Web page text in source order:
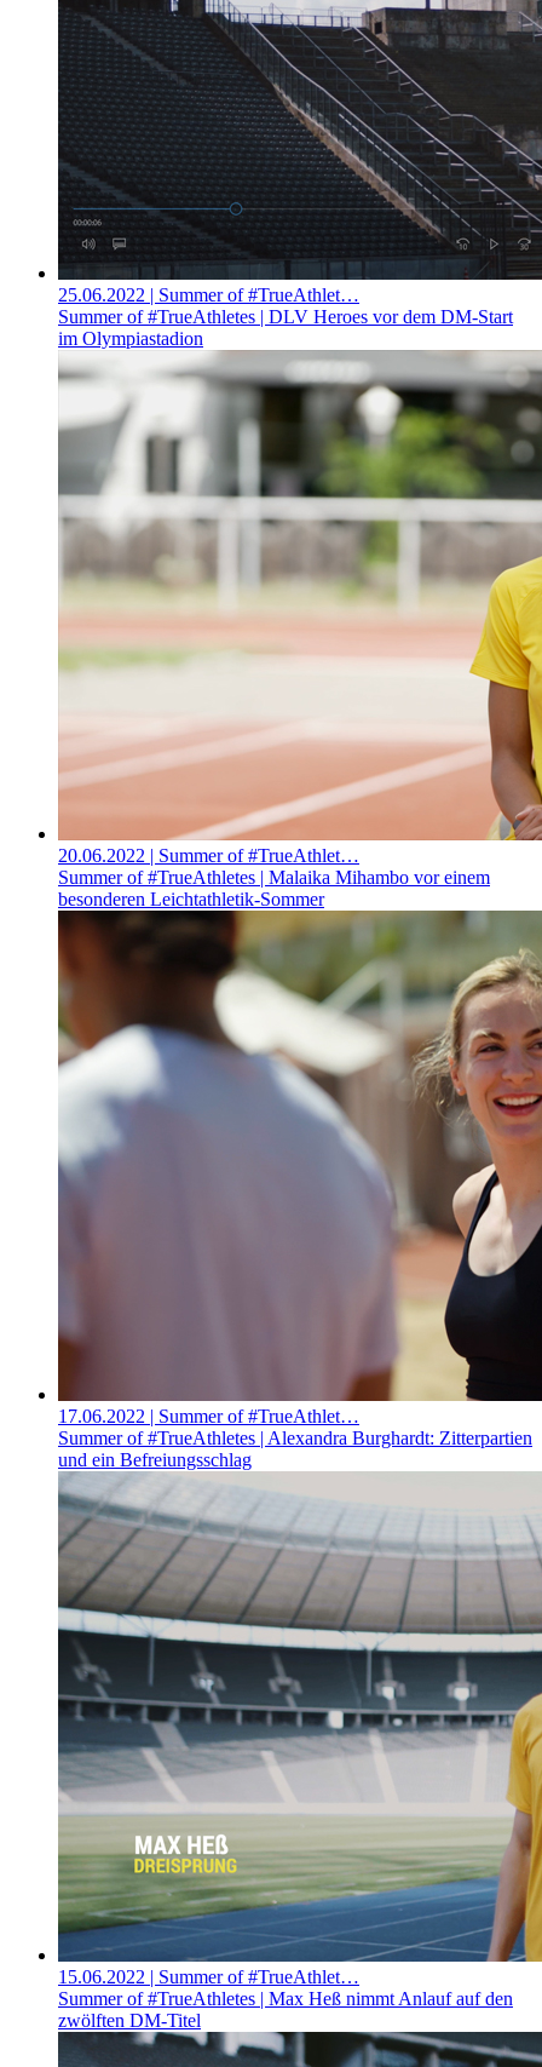
25.06.2022 | Summer of #TrueAthlet…
Summer of #TrueAthletes | DLV Heroes vor dem DM-Start
im Olympiastadion
20.06.2022 | Summer of #TrueAthlet…
Summer of #TrueAthletes | Malaika Mihambo vor einem
besonderen Leichtathletik-Sommer
17.06.2022 | Summer of #TrueAthlet…
Summer of #TrueAthletes | Alexandra Burghardt: Zitterpartien
und ein Befreiungsschlag
15.06.2022 | Summer of #TrueAthlet…
Summer of #TrueAthletes | Max Heß nimmt Anlauf auf den
zwölften DM-Titel